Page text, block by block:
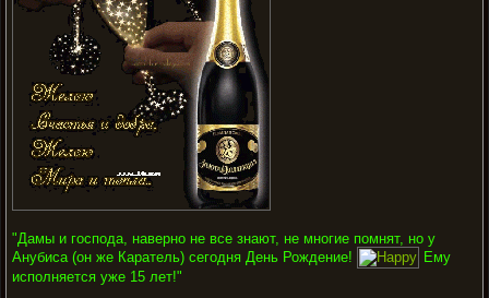
"Дамы и господа, наверно не все знают, не многие помнят, но у
Анубиса (он же Каратель) сегодня День Рождение!
Ему
исполняется уже 15 лет!"